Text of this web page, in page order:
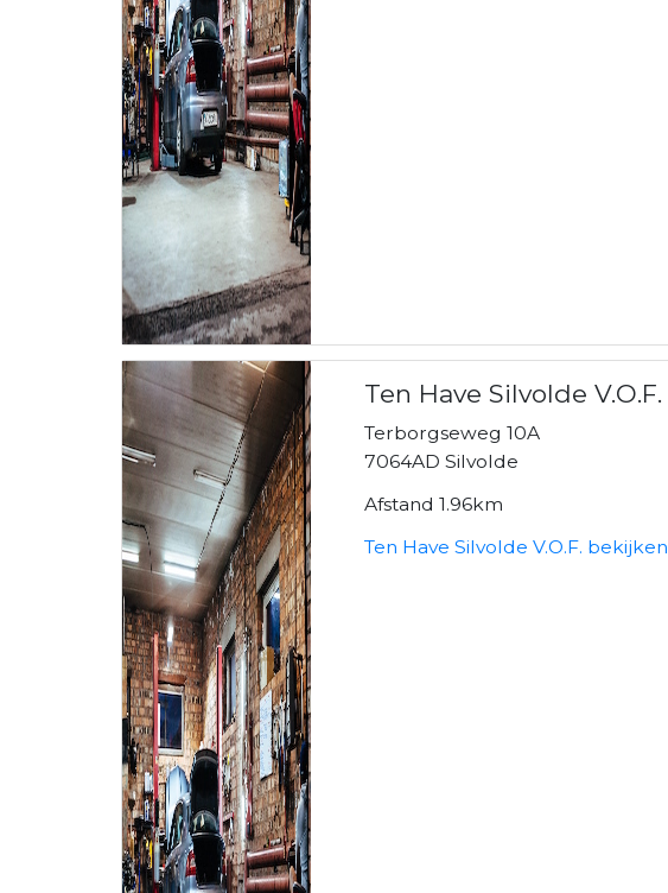
Ten Have Silvolde V.O.F.
Terborgseweg 10A
7064AD Silvolde
Afstand 1.96km
Ten Have Silvolde V.O.F. bekijken